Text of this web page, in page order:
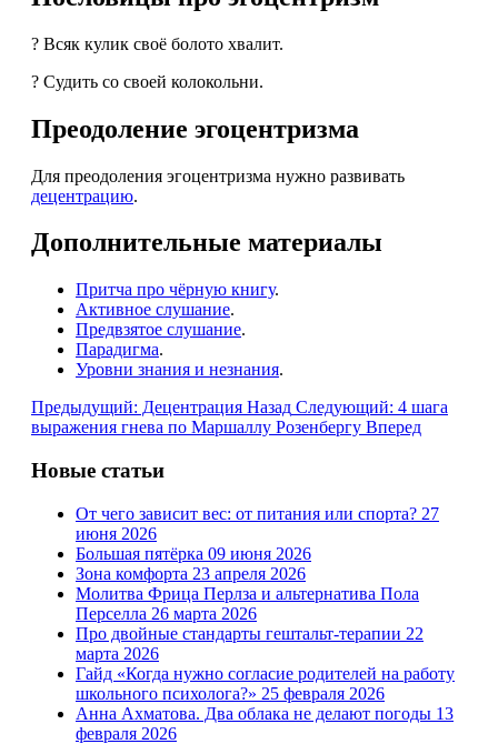
? Всяк кулик своё болото хвалит.
? Судить со своей колокольни.
Преодоление эгоцентризма
Для преодоления эгоцентризма нужно развивать
децентрацию.
Дополнительные материалы
Притча про чёрную книгу.
Активное слушание.
Предвзятое слушание.
Парадигма.
Уровни знания и незнания.
Предыдущий: Децентрация Назад Следующий: 4 шага
выражения гнева по Маршаллу Розенбергу Вперед
Новые статьи
От чего зависит вес: от питания или спорта? 27
июня 2026
Большая пятёрка 09 июня 2026
Зона комфорта 23 апреля 2026
Молитва Фрица Перлза и альтернатива Пола
Перселла 26 марта 2026
Про двойные стандарты гештальт-терапии 22
марта 2026
Гайд «Когда нужно согласие родителей на работу
школьного психолога?» 25 февраля 2026
Анна Ахматова. Два облака не делают погоды 13
февраля 2026